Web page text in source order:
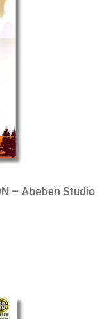
– Abeben Studio